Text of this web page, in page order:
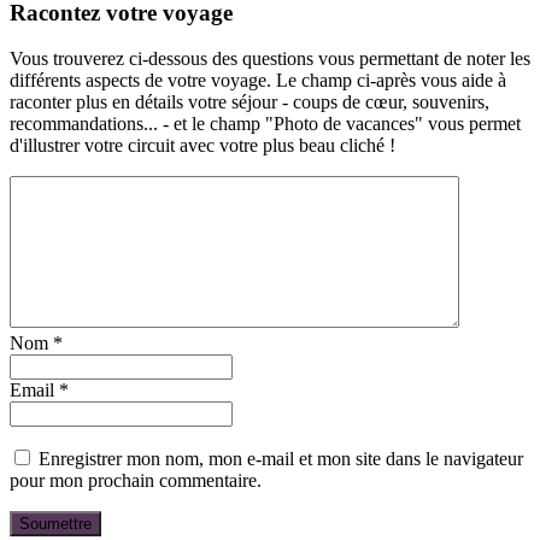
Racontez votre voyage
Vous trouverez ci-dessous des questions vous permettant de noter les
différents aspects de votre voyage. Le champ ci-après vous aide à
raconter plus en détails votre séjour - coups de cœur, souvenirs,
recommandations... - et le champ "Photo de vacances" vous permet
d'illustrer votre circuit avec votre plus beau cliché !
Nom *
Email *
Enregistrer mon nom, mon e-mail et mon site dans le navigateur
pour mon prochain commentaire.